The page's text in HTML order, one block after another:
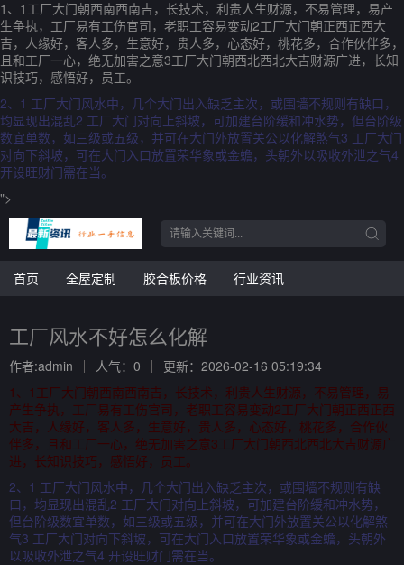
1、1工厂大门朝西南西南吉，长技术，利贵人生财源，不易管理，易产
生争执，工厂易有工伤官司，老职工容易变动2工厂大门朝正西正西大
吉，人缘好，客人多，生意好，贵人多，心态好，桃花多，合作伙伴多，
且和工厂一心，绝无加害之意3工厂大门朝西北西北大吉财源广进，长知
识技巧，感悟好，员工。
2、1 工厂大门风水中，几个大门出入缺乏主次，或围墙不规则有缺口，
均显现出混乱2 工厂大门对向上斜坡，可加建台阶缓和冲水势，但台阶级
数宜单数，如三级或五级，并可在大门外放置关公以化解煞气3 工厂大门
对向下斜坡，可在大门入口放置荣华象或金蟾，头朝外以吸收外泄之气4
开设旺财门需在当。
">
首页 全屋定制 胶合板价格 行业资讯
工厂风水不好怎么化解
作者:admin 人气：0
更新：2026-02-16 05:19:34
1、1工厂大门朝西南西南吉，长技术，利贵人生财源，不易管理，易
产生争执，工厂易有工伤官司，老职工容易变动2工厂大门朝正西正西
大吉，人缘好，客人多，生意好，贵人多，心态好，桃花多，合作伙
伴多，且和工厂一心，绝无加害之意3工厂大门朝西北西北大吉财源广
进，长知识技巧，感悟好，员工。
2、1 工厂大门风水中，几个大门出入缺乏主次，或围墙不规则有缺
口，均显现出混乱2 工厂大门对向上斜坡，可加建台阶缓和冲水势，
但台阶级数宜单数，如三级或五级，并可在大门外放置关公以化解煞
气3 工厂大门对向下斜坡，可在大门入口放置荣华象或金蟾，头朝外
以吸收外泄之气4 开设旺财门需在当。